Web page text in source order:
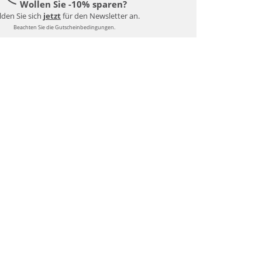
Wollen Sie -10% sparen?
Sie sich jetztfür den Newsletter an.
Beachten Sie die Gutscheinbedingungen.